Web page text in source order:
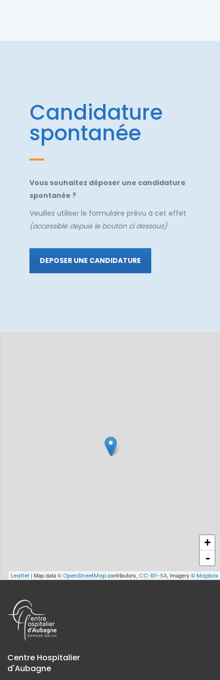
Candidature
spontanée
Vous souhaitez déposer une candidature
spontanée ?
Veuillez utiliser le formulaire prévu à cet effet
(accessible depuis le bouton ci dessous)
DEPOSER UNE CANDIDATURE
+
-
Leaflet | Map data © OpenStreetMapcontributors, CC-BY-SA, Imagery © Mapbox
Centre Hospitalier
d'Aubagne